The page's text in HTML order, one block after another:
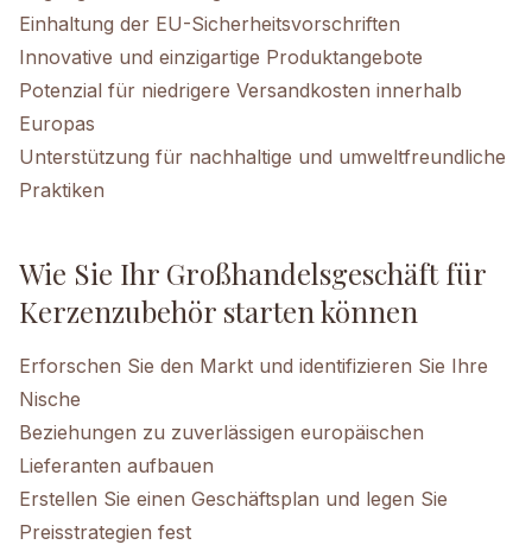
Einhaltung der EU-Sicherheitsvorschriften
Innovative und einzigartige Produktangebote
Potenzial für niedrigere Versandkosten innerhalb
Europas
Unterstützung für nachhaltige und umweltfreundliche
Praktiken
Wie Sie Ihr Großhandelsgeschäft für
Kerzenzubehör starten können
Erforschen Sie den Markt und identifizieren Sie Ihre
Nische
Beziehungen zu zuverlässigen europäischen
Lieferanten aufbauen
Erstellen Sie einen Geschäftsplan und legen Sie
Preisstrategien fest